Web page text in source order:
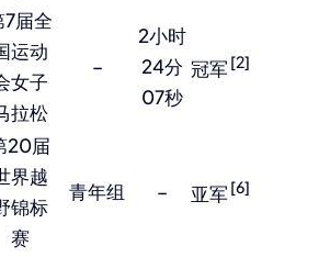
7届全
运动
女子
拉松
–
2小时
24分
07秒
冠军 [2]
20届
界越
锦标
赛
青年组 – 亚军 [6]